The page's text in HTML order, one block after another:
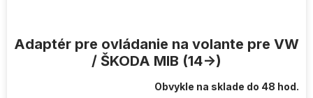
Adaptér pre ovládanie na volante pre VW
/ ŠKODA MIB (14->)
Obvykle na sklade do 48 hod.